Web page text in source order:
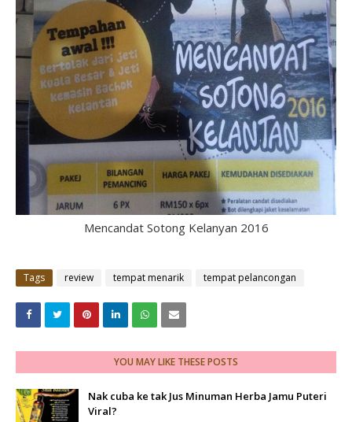
Mencandat Sotong Kelanyan 2016
Tags review tempat menarik tempat pelancongan
YOU MAY LIKE THESE POSTS
Nak cuba ke tak Jus Minuman Herba Jamu Puteri
Viral?